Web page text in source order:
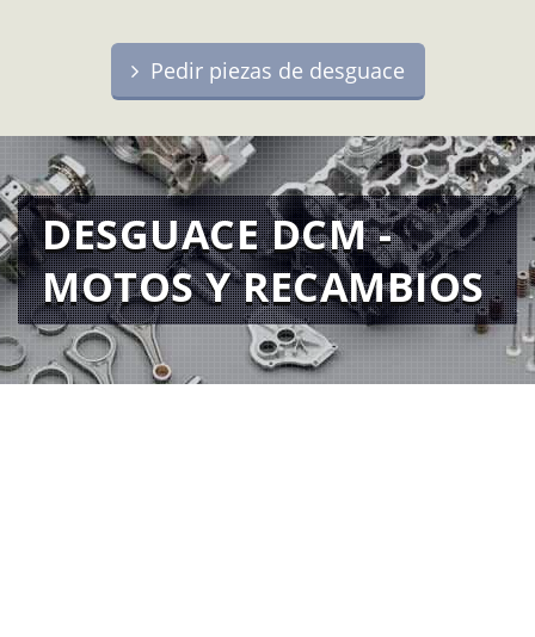
Pedir piezas de desguace
DESGUACE DCM -
MOTOS Y RECAMBIOS